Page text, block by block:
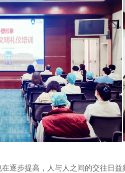
逐步提高，人与人之间的交往日